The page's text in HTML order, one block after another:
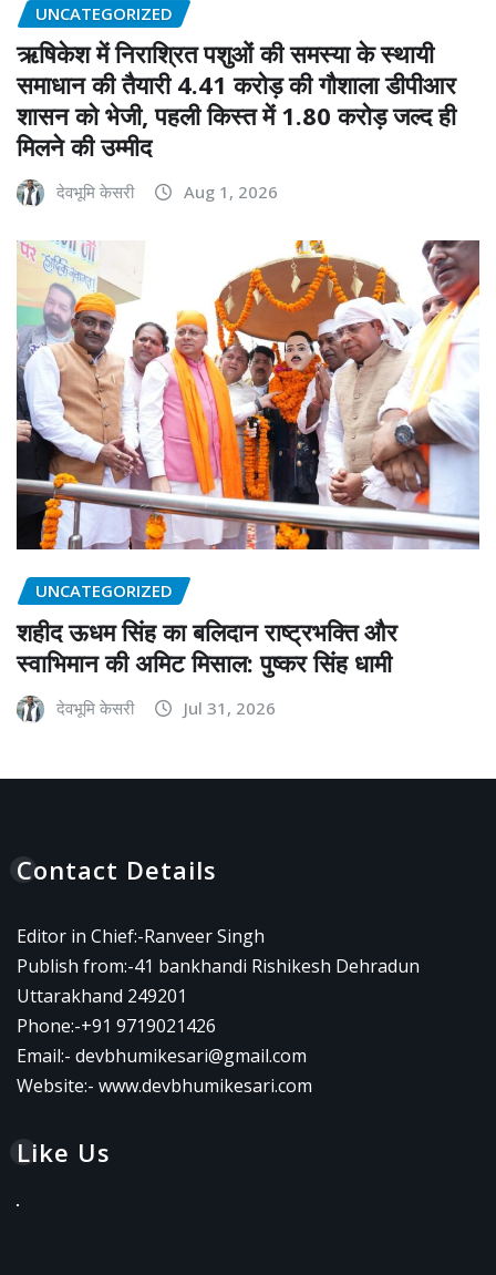
UNCATEGORIZED
ऋषिकेश में निराश्रित पशुओं की समस्या के स्थायी
समाधान की तैयारी 4.41 करोड़ की गौशाला डीपीआर
शासन को भेजी, पहली किस्त में 1.80 करोड़ जल्द ही
मिलने की उम्मीद
देवभूमि केसरी Aug 1, 2026
UNCATEGORIZED
शहीद ऊधम सिंह का बलिदान राष्ट्रभक्ति और
स्वाभिमान की अमिट मिसाल: पुष्कर सिंह धामी
देवभूमि केसरी Jul 31, 2026
Contact Details
Editor in Chief:-Ranveer Singh
Publish from:-41 bankhandi Rishikesh Dehradun
Uttarakhand 249201
Phone:-+91 9719021426
Email:- devbhumikesari@gmail.com
Website:- www.devbhumikesari.com
Like Us